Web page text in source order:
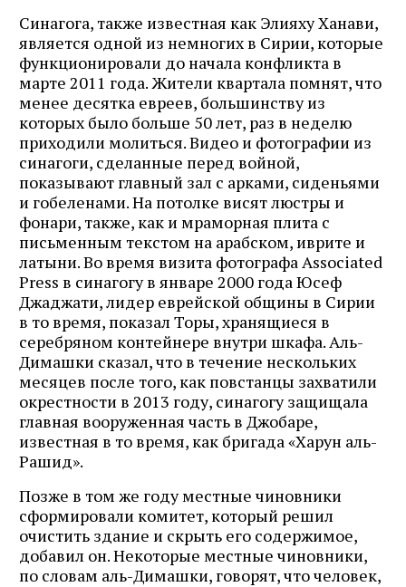
Синагога, также известная как Элияху Ханави,
является одной из немногих в Сирии, которые
функционировали до начала конфликта в
марте 2011 года. Жители квартала помнят, что
менее десятка евреев, большинству из
которых было больше 50 лет, раз в неделю
приходили молиться. Видео и фотографии из
синагоги, сделанные перед войной,
показывают главный зал с арками, сиденьями
и гобеленами. На потолке висят люстры и
фонари, также, как и мраморная плита с
письменным текстом на арабском, иврите и
латыни. Во время визита фотографа Associated
Press в синагогу в январе 2000 года Юсеф
Джаджати, лидер еврейской общины в Сирии
в то время, показал Торы, хранящиеся в
серебряном контейнере внутри шкафа. Аль-
Димашки сказал, что в течение нескольких
месяцев после того, как повстанцы захватили
окрестности в 2013 году, синагогу защищала
главная вооруженная часть в Джобаре,
известная в то время, как бригада «Харун аль-
Рашид».
Позже в том же году местные чиновники
сформировали комитет, который решил
очистить здание и скрыть его содержимое,
добавил он. Некоторые местные чиновники,
по словам аль-Димашки, говорят, что человек,